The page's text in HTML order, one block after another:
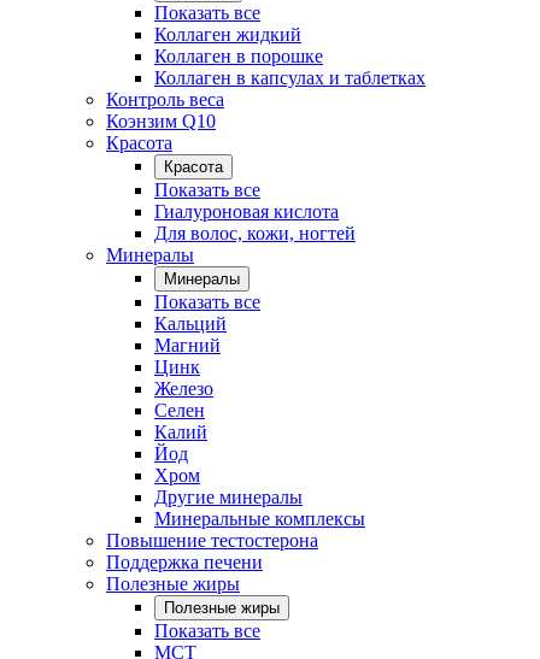
Показать все
Коллаген жидкий
Коллаген в порошке
Коллаген в капсулах и таблетках
Контроль веса
Коэнзим Q10
Красота
Красота
Показать все
Гиалуроновая кислота
Для волос, кожи, ногтей
Минералы
Минералы
Показать все
Кальций
Магний
Цинк
Железо
Селен
Калий
Йод
Хром
Другие минералы
Минеральные комплексы
Повышение тестостерона
Поддержка печени
Полезные жиры
Полезные жиры
Показать все
MCT